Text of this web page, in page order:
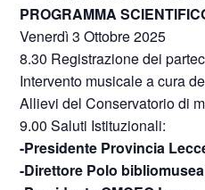
PROGRAMMA
Venerdì 3 Ottobre 2025
8.30 Registrazione dei
Intervento musicale a cura
Allievi del Conservatorio di
9.00 Saluti Istituzionali:
-Presidente Provincia
-Direttore Polo